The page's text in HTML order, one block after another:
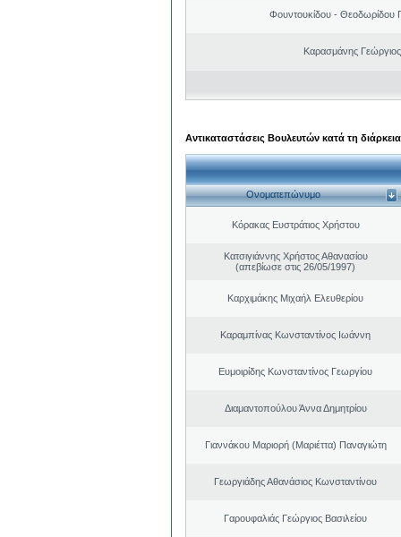
Φουντουκίδου - Θεοδωρίδου
Καρασμάνης
Αντικαταστάσεις Βουλευτών κατά τη
Ονοματεπώνυμο
Κόρακας Ευστράτιος Χρήστου
Κατσιγιάννης Χρήστος Αθανασίου
(απεβίωσε στις 26/05/1997)
Καρχιμάκης Μιχαήλ Ελευθερίου
Καραμπίνας Κωνσταντίνος Ιωάννη
Ευμοιρίδης Κωνσταντίνος Γεωργίου
Διαμαντοπούλου Άννα Δημητρίου
Γιαννάκου Μαριορή (Μαριέττα) Παναγιώτη
Γεωργιάδης Αθανάσιος Κωνσταντίνου
Γαρουφαλιάς Γεώργιος Βασιλείου